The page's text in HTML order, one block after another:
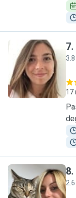
A
7.
17
D
8.